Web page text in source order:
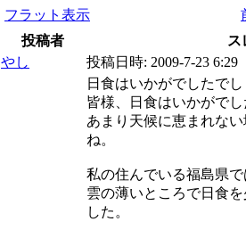
フラット表示
投稿者
ス
やし
投稿日時: 2009-7-23 6:29
日食はいかがでしたで
皆様、日食はいかがで
あまり天候に恵まれな
ね。
私の住んでいる福島県
雲の薄いところで日食
した。